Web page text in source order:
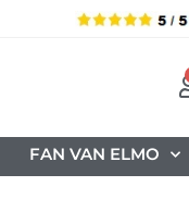
FAN VAN ELMO